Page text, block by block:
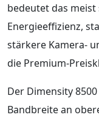
bedeutet das
Energieeffizienz,
stärkere Kamera-
die Premium-
Der Dimensity
Bandbreite an